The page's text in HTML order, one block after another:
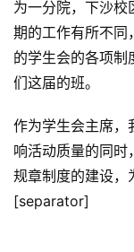
为一分院，下沙校
期的工作有所不同
的学生会的各项制
们这届的班。
作为学生会主席，
响活动质量的同时
规章制度的建设，
[separator]